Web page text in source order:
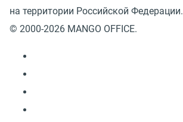
на территории Российской Федерации.
© 2000-2026 MANGO OFFICE.